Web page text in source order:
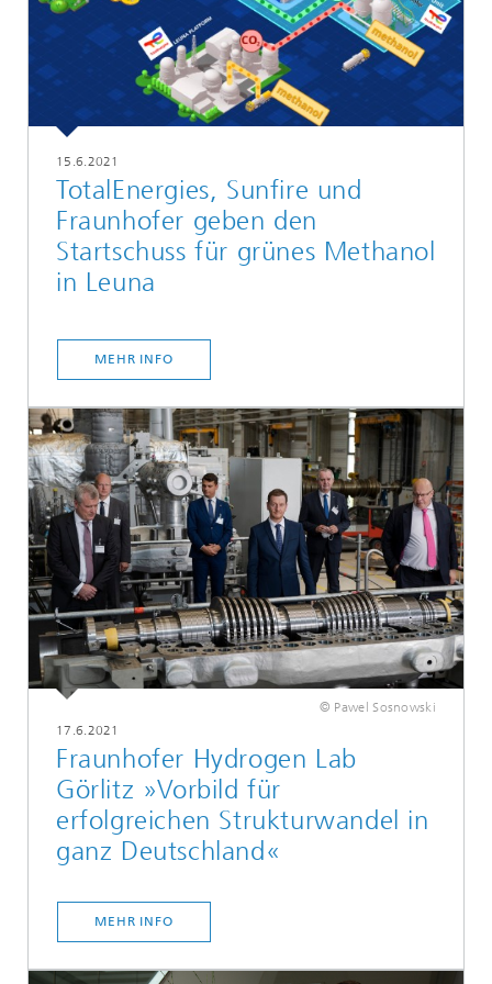
15.6.2021
TotalEnergies, Sunfire und
Fraunhofer geben den
Startschuss für grünes Methanol
in Leuna
MEHR INFO
© Pawel Sosnowski
17.6.2021
Fraunhofer Hydrogen Lab
Görlitz »Vorbild für
erfolgreichen Strukturwandel in
ganz Deutschland«
MEHR INFO